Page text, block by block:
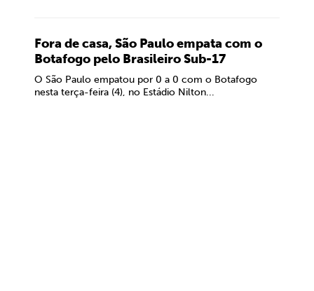
Fora de casa, São Paulo empata com o
Botafogo pelo Brasileiro Sub-17
O São Paulo empatou por 0 a 0 com o Botafogo
nesta terça-feira (4), no Estádio Nilton...